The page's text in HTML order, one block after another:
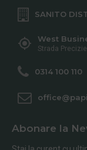
SANITO
West
Strada
0314 100 110
Abonare la